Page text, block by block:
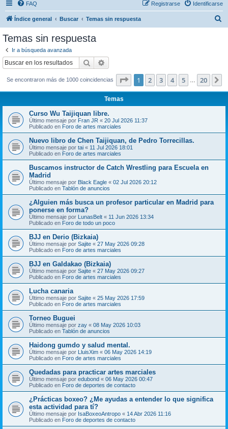
FAQ Identificarse
Registrarse
Índice general Buscar Temas sin respuesta
Temas sin respuesta
Ir a búsqueda avanzada
Buscar
Se encontraron más de 1000 coincidencias Página de 20
1 2 3 4 5 20
Temas
Curso Wu Taijiquan libre.
Último mensaje por Fran JR « 20 Jul 2026 11:37
Publicado en Foro de artes marciales
Nuevo libro de Chen Taijiquan, de Pedro Torrecillas.
Último mensaje por tai « 11 Jul 2026 18:01
Publicado en Foro de artes marciales
Buscamos instructor de Catch Wrestling para Escuela en
Madrid
Último mensaje por Black Eagle « 02 Jul 2026 20:12
Publicado en Tablón de anuncios
¿Alguien más busca un profesor particular en Madrid para
ponerse en forma?
Último mensaje por LunasBelt « 11 Jun 2026 13:34
Publicado en Foro de todo un poco
BJJ en Derio (Bizkaia)
Último mensaje por Sajite « 27 May 2026 09:28
Publicado en Foro de artes marciales
BJJ en Galdakao (Bizkaia)
Último mensaje por Sajite « 27 May 2026 09:27
Publicado en Foro de artes marciales
Lucha canaria
Último mensaje por Sajite « 25 May 2026 17:59
Publicado en Foro de artes marciales
Torneo Buguei
Último mensaje por zay « 08 May 2026 10:03
Publicado en Tablón de anuncios
Haidong gumdo y salud mental.
Último mensaje por LluisXim « 06 May 2026 14:19
Publicado en Foro de artes marciales
Quedadas para practicar artes marciales
Último mensaje por edubond « 06 May 2026 00:47
Publicado en Foro de deportes de contacto
¿Prácticas boxeo? ¿Me ayudas a entender lo que significa
esta actividad para tí?
Último mensaje por IsaBoxeoAntropo « 14 Abr 2026 11:16
Publicado en Foro de deportes de contacto